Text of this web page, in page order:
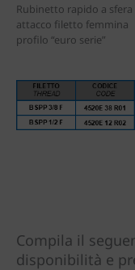
Rubinetto rapido a sfera
attacco filetto femmina
profilo “euro serie”
Compila il
disponibilità e